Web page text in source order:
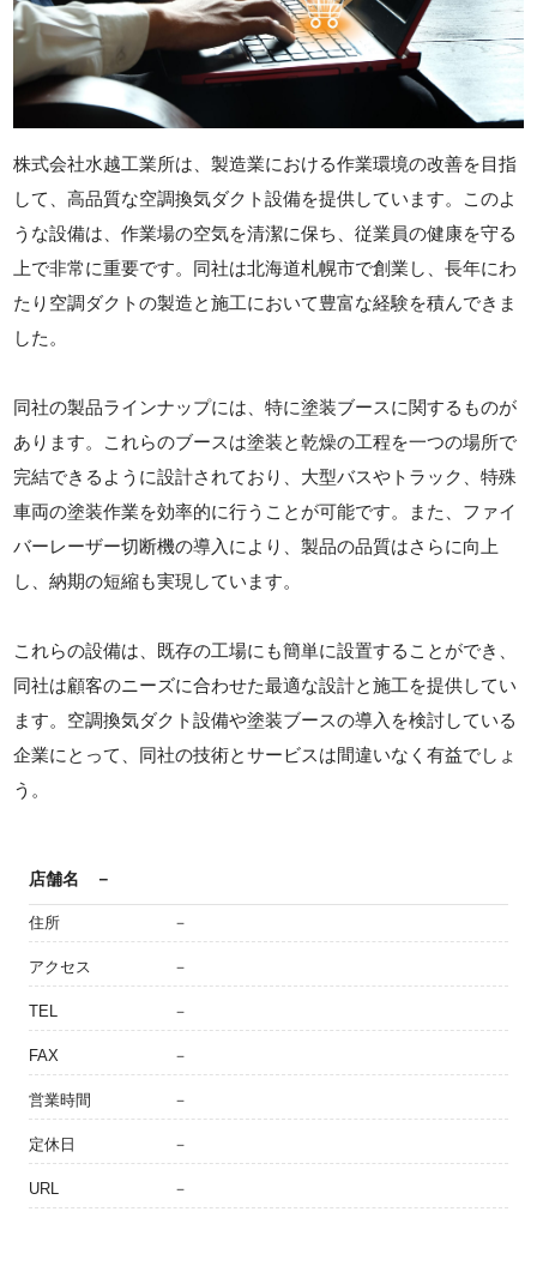
株式会社水越工業所は、製造業における作業環境の改善を目指
して、高品質な空調換気ダクト設備を提供しています。このよ
うな設備は、作業場の空気を清潔に保ち、従業員の健康を守る
上で非常に重要です。同社は北海道札幌市で創業し、長年にわ
たり空調ダクトの製造と施工において豊富な経験を積んできま
した。
同社の製品ラインナップには、特に塗装ブースに関するものが
あります。これらのブースは塗装と乾燥の工程を一つの場所で
完結できるように設計されており、大型バスやトラック、特殊
車両の塗装作業を効率的に行うことが可能です。また、ファイ
バーレーザー切断機の導入により、製品の品質はさらに向上
し、納期の短縮も実現しています。
これらの設備は、既存の工場にも簡単に設置することができ、
同社は顧客のニーズに合わせた最適な設計と施工を提供してい
ます。空調換気ダクト設備や塗装ブースの導入を検討している
企業にとって、同社の技術とサービスは間違いなく有益でしょ
う。
店舗名 －
住所 －
アクセス －
TEL －
FAX －
営業時間 －
定休日 －
URL －